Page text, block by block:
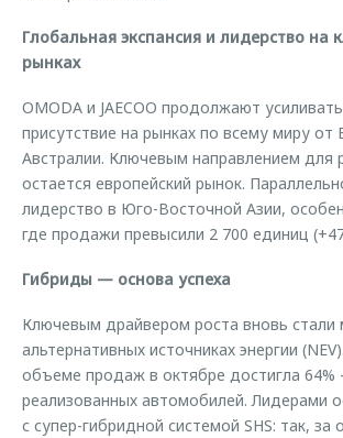
Калькулятор трейд-ин
Оригинальные аксессуары
Запчасти
Глобальная экспансия и лидерство на
рынках
OMODA и JAECOO продолжают
присутствие на рынках по всему миру от
Австралии. Ключевым направлением для
остается европейский рынок.
лидерство в Юго-Восточной Азии,
где продажи превысили 2 700 единиц
Гибриды — основа успеха
Ключевым драйвером роста вновь стали
альтернативных источниках энергии
объеме продаж в октябре достигла
реализованных автомобилей. Лидерами
с супер-гибридной системой SHS: так, за